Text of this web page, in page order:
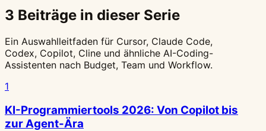
3 Beiträge in dieser Serie
Ein Auswahlleitfaden für Cursor, Claude Code,
Codex, Copilot, Cline und ähnliche AI-Coding-
Assistenten nach Budget, Team und Workflow.
1
KI-Programmiertools 2026: Von Copilot bis
zur Agent-Ära